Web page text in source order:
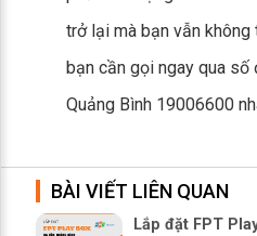
trở lại mà bạn vẫn
bạn cần gọi ngay qua
Quảng Bình 19006600
BÀI VIẾT LIÊN QUAN
Lắp đặt FPT